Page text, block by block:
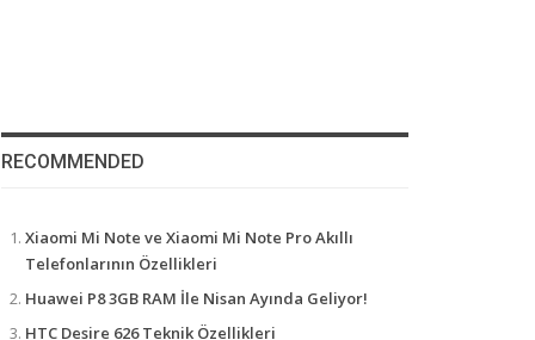
RECOMMENDED
Xiaomi Mi Note ve Xiaomi Mi Note Pro Akıllı
Telefonlarının Özellikleri
Huawei P8 3GB RAM İle Nisan Ayında Geliyor!
HTC Desire 626 Teknik Özellikleri